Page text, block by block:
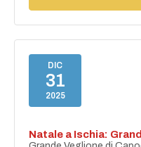
DIC
31
2025
Natale a Ischia: